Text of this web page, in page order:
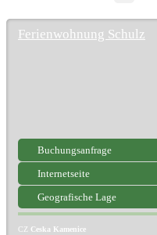
Ferienwohnung Schulz
Buchungsanfrage
Internetseite
Geografische Lage
CZ Ceska Kamenice